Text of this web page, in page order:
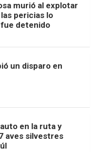
murió al explotar
pericias lo
detenido
un disparo en
en la ruta y
aves silvestres